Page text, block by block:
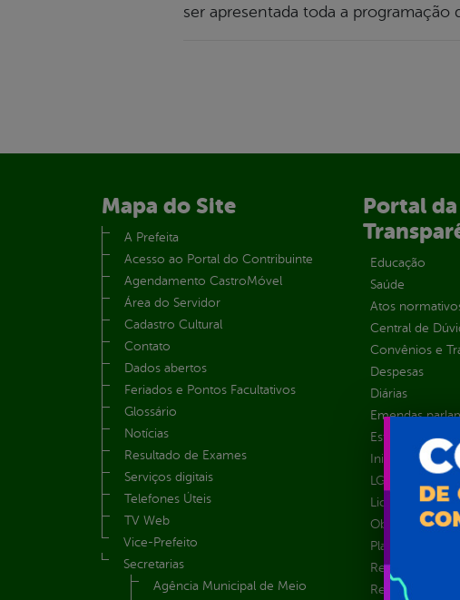
ser apresentada toda a programação
Mapa do Site
A Prefeita
Acesso ao Portal do Contribuinte
Agendamento CastroMóvel
Área do Servidor
Cadastro Cultural
Contato
Dados abertos
Feriados e Pontos Facultativos
Glossário
Notícias
Resultado de Exames
Serviços digitais
Telefones Úteis
TV Web
Vice-Prefeito
Secretarias
Agência Municipal de Meio
Portal da
Educação
Saúde
Atos
Central de
Convênios e
Despesas
Diárias
Emendas
Estrutura
Inicio
LGPD e
Licitações e
Obras Públicas
Planejamento
Receitas
Recursos